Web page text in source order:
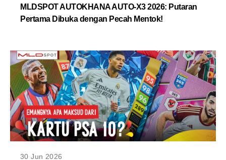
MLDSPOT AUTOKHANA AUTO-X3 2026: Putaran
Pertama Dibuka dengan Pecah Mentok!
30 Jun 2026